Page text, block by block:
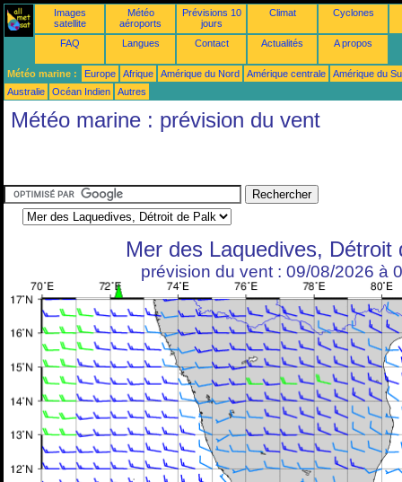
Images
satellite
Météo
aéroports
Prévisions 10
jours
Climat Cyclones
FAQ Langues Contact Actualités A propos
Météo marine : Europe Afrique Amérique du Nord Amérique centrale
Amérique du
Australie
Océan Indien Autres
Météo marine : prévision du vent
Mer des Laquedives, Détroit
prévision du vent : 09/08/2026 à